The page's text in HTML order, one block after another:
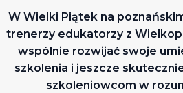
W Wielki Piątek na
trenerzy edukatorzy z
wspólnie rozwijać swoje
szkolenia i jeszcze
szkoleniowcom w